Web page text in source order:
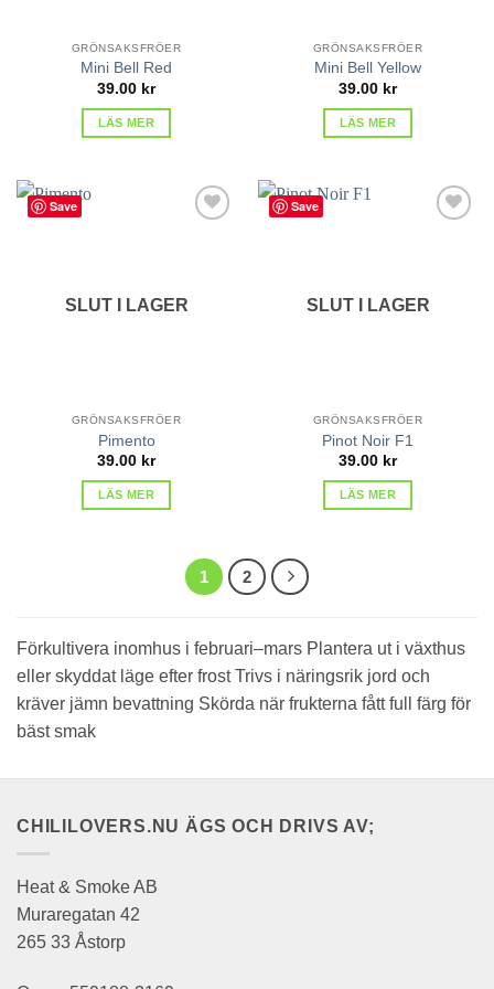
GRÖNSAKSFRÖER
Mini Bell Red
39.00 kr
LÄS MER
GRÖNSAKSFRÖER
Mini Bell Yellow
39.00 kr
LÄS MER
Save
SLUT I LAGER
GRÖNSAKSFRÖER
Pimento
39.00 kr
LÄS MER
Save
SLUT I LAGER
GRÖNSAKSFRÖER
Pinot Noir F1
39.00 kr
LÄS MER
1 2
Förkultivera inomhus i februari–mars Plantera ut i växthus
eller skyddat läge efter frost Trivs i näringsrik jord och
kräver jämn bevattning Skörda när frukterna fått full färg för
bäst smak
CHILILOVERS.NU ÄGS OCH DRIVS AV;
Heat & Smoke AB
Muraregatan 42
265 33 Åstorp